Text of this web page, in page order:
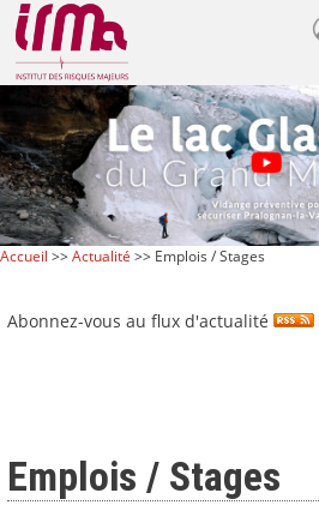
Accueil >>Actualité >> Emplois / Stages
Abonnez-vous au flux d'actualité
Emplois / Stages